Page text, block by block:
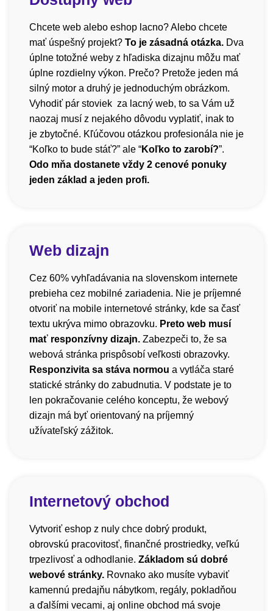
Chcete web alebo eshop lacno? Alebo chcete
mať úspešný projekt? To je zásadná otázka. Dva
úplne totožné weby z hľadiska dizajnu môžu mať
úplne rozdielny výkon. Prečo? Pretože jeden má
silný motor a druhý je jednoduchým obrázkom.
Vyhodiť pár stoviek za lacný web, to sa Vám už
naozaj musí z nejakého dôvodu vyplatiť, inak to
je zbytočné. Kľúčovou otázkou profesionála nie je
“Koľko to bude stáť?” ale “Koľko to zarobí?”.
Odo mňa dostanete vždy 2 cenové ponuky
jeden základ a jeden profi.
Web dizajn
Cez 60% vyhľadávania na slovenskom internete
prebieha cez mobilné zariadenia. Nie je príjemné
otvoriť na mobile internetové stránky, kde sa časť
textu ukrýva mimo obrazovku. Preto web musí
mať responzívny dizajn. Zabezpeči to, že sa
webová stránka prispôsobí veľkosti obrazovky.
Responzivita sa stáva normou a vytláča staré
statické stránky do zabudnutia. V podstate je to
len pokračovanie celého konceptu, že webový
dizajn má byť orientovaný na príjemný
užívateľský zážitok.
Internetový obchod
Vytvoriť eshop z nuly chce dobrý produkt,
obrovskú pracovitosť, finančné prostriedky, veľkú
trpezlivosť a odhodlanie. Základom sú dobré
webové stránky. Rovnako ako musíte vybaviť
kamennú predajňu nábytkom, regály, pokladňou
a ďalšími vecami, aj online obchod má svoje